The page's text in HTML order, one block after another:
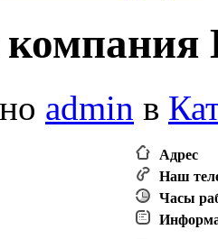
admin в
Адрес
Наш
Часы